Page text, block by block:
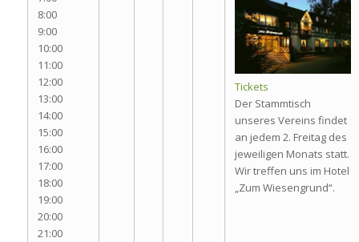
8:00
9:00
10:00
11:00
12:00
13:00
14:00
15:00
16:00
17:00
18:00
19:00
20:00
21:00
Tickets
Der Stammtisch
unseres Vereins findet
an jedem 2. Freitag des
jeweiligen Monats statt.
Wir treffen uns im Hotel
„Zum Wiesengrund“.